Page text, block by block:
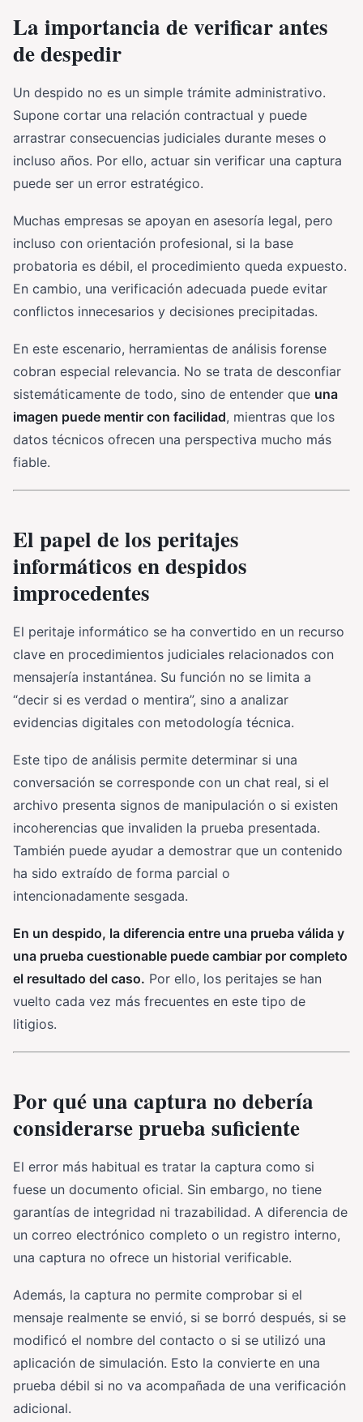
La importancia de verificar antes
de despedir
Un despido no es un simple trámite administrativo.
Supone cortar una relación contractual y puede
arrastrar consecuencias judiciales durante meses o
incluso años. Por ello, actuar sin verificar una captura
puede ser un error estratégico.
Muchas empresas se apoyan en asesoría legal, pero
incluso con orientación profesional, si la base
probatoria es débil, el procedimiento queda expuesto.
En cambio, una verificación adecuada puede evitar
conflictos innecesarios y decisiones precipitadas.
En este escenario, herramientas de análisis forense
cobran especial relevancia. No se trata de desconfiar
sistemáticamente de todo, sino de entender que una
imagen puede mentir con facilidad, mientras que los
datos técnicos ofrecen una perspectiva mucho más
fiable.
El papel de los peritajes
informáticos en despidos
improcedentes
El peritaje informático se ha convertido en un recurso
clave en procedimientos judiciales relacionados con
mensajería instantánea. Su función no se limita a
“decir si es verdad o mentira”, sino a analizar
evidencias digitales con metodología técnica.
Este tipo de análisis permite determinar si una
conversación se corresponde con un chat real, si el
archivo presenta signos de manipulación o si existen
incoherencias que invaliden la prueba presentada.
También puede ayudar a demostrar que un contenido
ha sido extraído de forma parcial o
intencionadamente sesgada.
En un despido, la diferencia entre una prueba válida y
una prueba cuestionable puede cambiar por completo
el resultado del caso. Por ello, los peritajes se han
vuelto cada vez más frecuentes en este tipo de
litigios.
Por qué una captura no debería
considerarse prueba suficiente
El error más habitual es tratar la captura como si
fuese un documento oficial. Sin embargo, no tiene
garantías de integridad ni trazabilidad. A diferencia de
un correo electrónico completo o un registro interno,
una captura no ofrece un historial verificable.
Además, la captura no permite comprobar si el
mensaje realmente se envió, si se borró después, si se
modificó el nombre del contacto o si se utilizó una
aplicación de simulación. Esto la convierte en una
prueba débil si no va acompañada de una verificación
adicional.